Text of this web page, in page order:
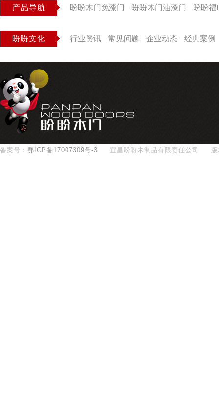
产品导航 盼盼木门免漆门 盼盼木门油漆门 盼盼福
盼盼文化 行业资讯 常见问题 企业动态 经典案例
备案号： 鄂ICP备17007309号-3 宜昌盼盼木制品有限责任公司